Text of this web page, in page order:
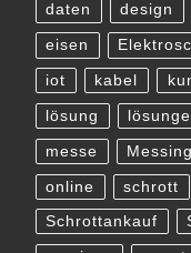
daten design
eisen
iot kabel
lösung
messe Messing
online schrott
Schrottankauf